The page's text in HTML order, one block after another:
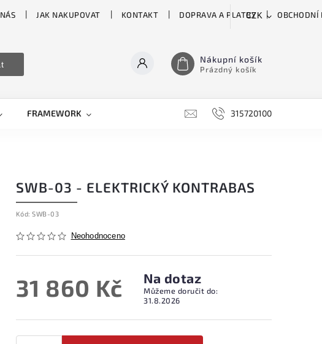
JAK NAKUPOVAT KONTAKT DOPRAVA A PLATBY OBCHODNÍ
CZK
Nákupní košík
Prázdný košík
FRAMEWORK H&H HARTKE
315720100
SWB-03 - ELEKTRICKÝ KONTRABAS
Kód: SWB-03
Neohodnoceno
31 860 Kč Na dotaz
Můžeme doručit do:
31.8.2026